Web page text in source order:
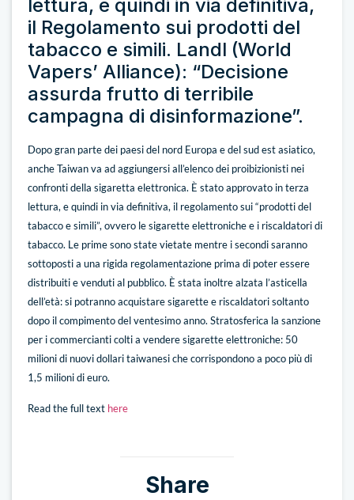
lettura, e quindi in via definitiva,
il Regolamento sui prodotti del
tabacco e simili. Landl (World
Vapers’ Alliance): “Decisione
assurda frutto di terribile
campagna di disinformazione”.
Dopo gran parte dei paesi del nord Europa e del sud est asiatico,
anche Taiwan va ad aggiungersi all’elenco dei proibizionisti nei
confronti della sigaretta elettronica. È stato approvato in terza
lettura, e quindi in via definitiva, il regolamento sui “prodotti del
tabacco e simili”, ovvero le sigarette elettroniche e i riscaldatori di
tabacco. Le prime sono state vietate mentre i secondi saranno
sottoposti a una rigida regolamentazione prima di poter essere
distribuiti e venduti al pubblico. È stata inoltre alzata l’asticella
dell’età: si potranno acquistare sigarette e riscaldatori soltanto
dopo il compimento del ventesimo anno. Stratosferica la sanzione
per i commercianti colti a vendere sigarette elettroniche: 50
milioni di nuovi dollari taiwanesi che corrispondono a poco più di
1,5 milioni di euro.
Read the full text here
Share